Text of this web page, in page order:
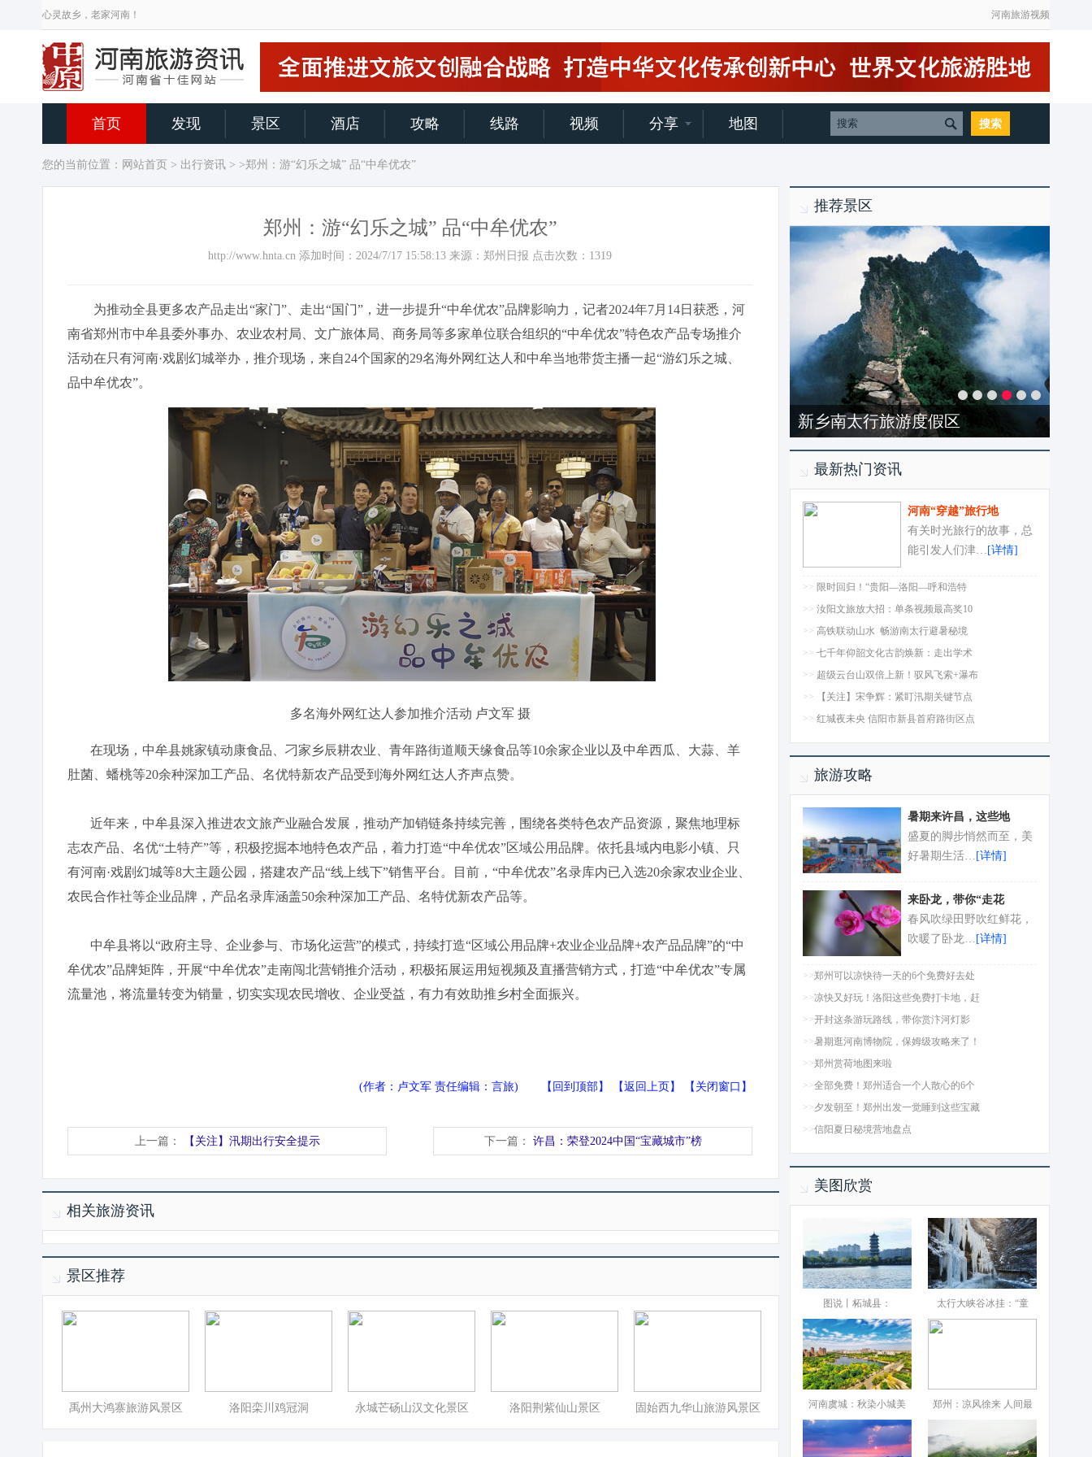
心灵故乡，老家河南！ 河南旅游视频
首页 发现 景区 酒店 攻略 线路 视频 分享 地图
您的当前位置： 网站首页 > 出行资讯 > >郑州：游“幻乐之城” 品“中牟优农”
郑州：游“幻乐之城” 品“中牟优农”
http://www.hnta.cn 添加时间：2024/7/17 15:58:13 来源：郑州日报 点击次数： 1319
为推动全县更多农产品走出“家门”、走出“国门”，进一步提升“中牟优农”品牌影响力，记者2024年7月14日获悉，河
南省郑州市中牟县委外事办、农业农村局、文广旅体局、商务局等多家单位联合组织的“中牟优农”特色农产品专场推介
活动在只有河南·戏剧幻城举办，推介现场，来自24个国家的29名海外网红达人和中牟当地带货主播一起“游幻乐之城、
品中牟优农”。
多名海外网红达人参加推介活动 卢文军 摄
在现场，中牟县姚家镇动康食品、刁家乡辰耕农业、青年路街道顺天缘食品等10余家企业以及中牟西瓜、大蒜、羊
肚菌、蟠桃等20余种深加工产品、名优特新农产品受到海外网红达人齐声点赞。
近年来，中牟县深入推进农文旅产业融合发展，推动产加销链条持续完善，围绕各类特色农产品资源，聚焦地理标
志农产品、名优“土特产”等，积极挖掘本地特色农产品，着力打造“中牟优农”区域公用品牌。依托县域内电影小镇、只
有河南·戏剧幻城等8大主题公园，搭建农产品“线上线下”销售平台。目前，“中牟优农”名录库内已入选20余家农业企业、
农民合作社等企业品牌，产品名录库涵盖50余种深加工产品、名特优新农产品等。
中牟县将以“政府主导、企业参与、市场化运营”的模式，持续打造“区域公用品牌+农业企业品牌+农产品品牌”的“中
牟优农”品牌矩阵，开展“中牟优农”走南闯北营销推介活动，积极拓展运用短视频及直播营销方式，打造“中牟优农”专属
流量池，将流量转变为销量，切实实现农民增收、企业受益，有力有效助推乡村全面振兴。
(作者：卢文军 责任编辑：言旅) 【 回到顶部】 【返回上页 】 【 关闭窗口 】
上一篇： 【关注】汛期出行安全提示 下一篇： 许昌：荣登2024中国“宝藏城市”榜
相关旅游资讯
景区推荐
禹州大鸿寨旅游风景区 洛阳栾川鸡冠洞 永城芒砀山汉文化景区 洛阳荆紫仙山景区 固始西九华山旅游风景区
推荐景区
开封清明上河园
最新热门资讯
河南“穿越”旅行地
有关时光旅行的故事，总
能引发人们津… [详情]
>> 限时回归！“贵阳—洛阳—呼和浩特
>> 汝阳文旅放大招：单条视频最高奖10
>> 高铁联动山水 畅游南太行避暑秘境
>> 七千年仰韶文化古韵焕新：走出学术
>> 超级云台山双倍上新！驭风飞索+瀑布
>>
【关注】宋争辉：紧盯汛期关键节点
>> 红城夜未央 信阳市新县首府路街区点
旅游攻略
暑期来许昌，这些地
盛夏的脚步悄然而至，美
好暑期生活… [详情]
来卧龙，带你“走花
春风吹绿田野吹红鲜花，
吹暖了卧龙… [详情]
>>郑州可以凉快待一天的6个免费好去处
>>凉快又好玩！洛阳这些免费打卡地，赶
>>开封这条游玩路线，带你赏汴河灯影
>>暑期逛河南博物院，保姆级攻略来了！
>>郑州赏荷地图来啦
>>全部免费！郑州适合一个人散心的6个
>>夕发朝至！郑州出发一觉睡到这些宝藏
>>信阳夏日秘境营地盘点
美图欣赏
图说丨柘城县：‌ 太行大峡谷冰挂：“童
河南虞城：秋染小城美 郑州：凉风徐来 人间最